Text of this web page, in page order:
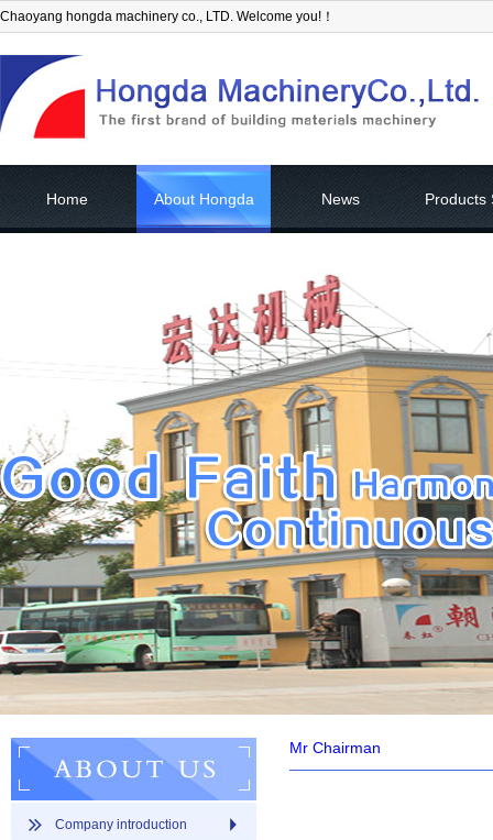
Chaoyang hongda machinery co., LTD. Welcome you!！
Home About Hongda News Products
Company introduction
Mr Chairman